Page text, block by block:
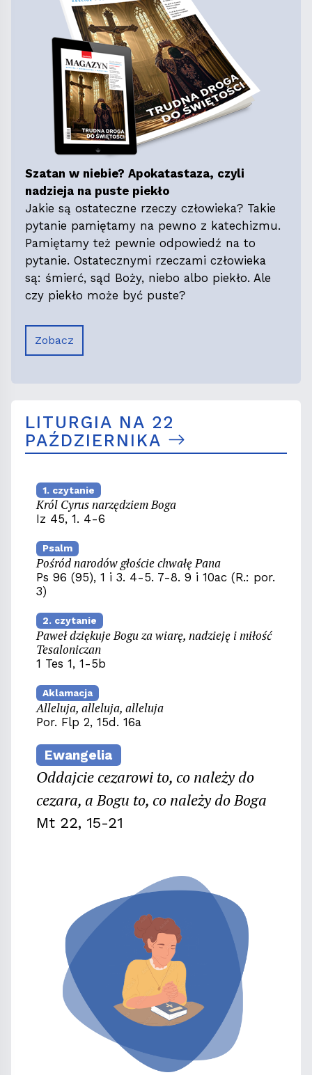
Szatan w niebie? Apokatastaza, czyli
nadzieja na puste piekło
Jakie są ostateczne rzeczy człowieka? Takie
pytanie pamiętamy na pewno z katechizmu.
Pamiętamy też pewnie odpowiedź na to
pytanie. Ostatecznymi rzeczami człowieka
są: śmierć, sąd Boży, niebo albo piekło. Ale
czy piekło może być puste?
Zobacz
LITURGIA NA 22
PAŹDZIERNIKA
1. czytanie
Król Cyrus narzędziem Boga
Iz 45, 1. 4-6
Psalm
Pośród narodów głoście chwałę Pana
Ps 96 (95), 1 i 3. 4-5. 7-8. 9 i 10ac (R.: por.
3)
2. czytanie
Paweł dziękuje Bogu za wiarę, nadzieję i miłość
Tesaloniczan
1 Tes 1, 1-5b
Aklamacja
Alleluja, alleluja, alleluja
Por. Flp 2, 15d. 16a
Ewangelia
Oddajcie cezarowi to, co należy do
cezara, a Bogu to, co należy do Boga
Mt 22, 15-21